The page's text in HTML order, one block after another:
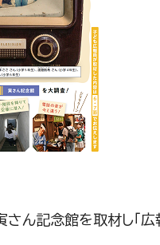
ん記念館を取材し「広